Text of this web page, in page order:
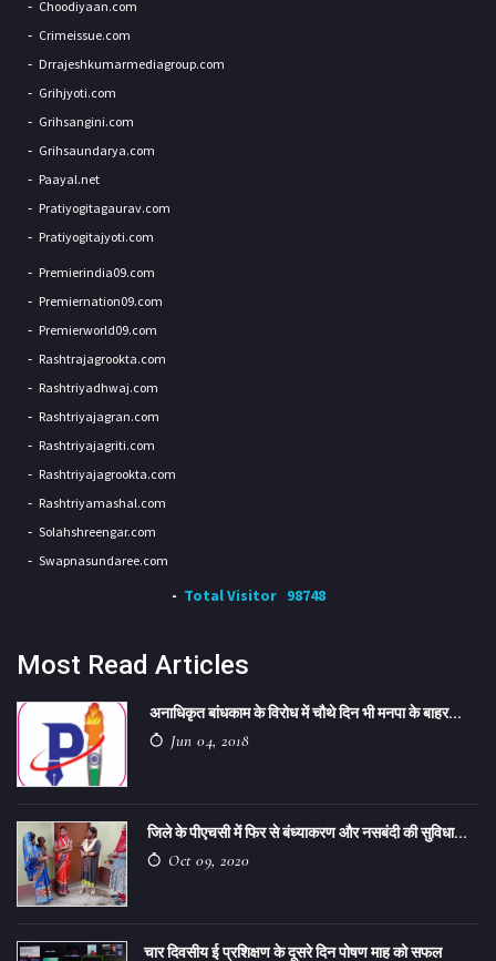
Choodiyaan.com
Crimeissue.com
Drrajeshkumarmediagroup.com
Grihjyoti.com
Grihsangini.com
Grihsaundarya.com
Paayal.net
Pratiyogitagaurav.com
Pratiyogitajyoti.com
Premierindia09.com
Premiernation09.com
Premierworld09.com
Rashtrajagrookta.com
Rashtriyadhwaj.com
Rashtriyajagran.com
Rashtriyajagriti.com
Rashtriyajagrookta.com
Rashtriyamashal.com
Solahshreengar.com
Swapnasundaree.com
Total Visitor 98748
Most Read Articles
अनाधिकृत बांधकाम के विरोध में चौथे दिन भी मनपा के बाहर...
Jun 04, 2018
जिले के पीएचसी में फिर से बंध्याकरण और नसबंदी की सुविधा...
Oct 09, 2020
चार दिवसीय ई प्रशिक्षण के दूसरे दिन पोषण माह को सफल